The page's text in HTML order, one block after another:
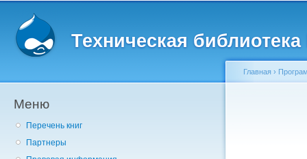
Техническая
Меню
Перечень книг
Партнеры
Главная ›